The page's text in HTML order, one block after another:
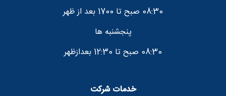
08:30 صبح تا 1700 بعد از ظهر
پنجشنبه ها
08:30 صبح تا 12:30 بعدازظهر
خدمات شرکت